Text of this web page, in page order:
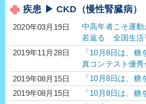
疾患 ▶ CKD（慢性腎臓病）
2020年03月19日
中高年者こそ運
若返る 全国生活
2019年11月28日
「10月8日は、
真コンテスト優秀
2019年08月15日
「10月8日は、
2019年08月15日
「10月8日は、